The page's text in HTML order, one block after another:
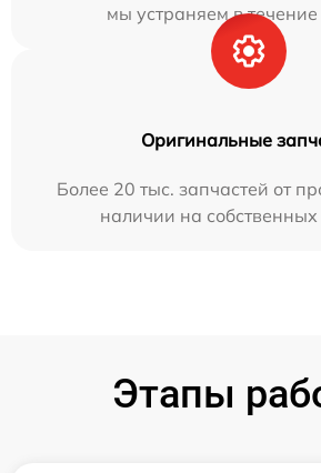
мы устраняем в течение
Оригинальные
Более 20 тыс. запчастей от
наличии на
Этапы